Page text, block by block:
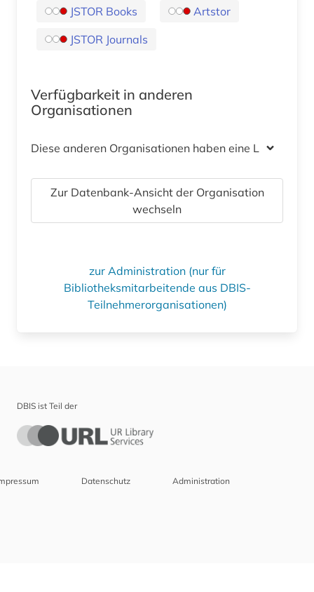
JSTOR Books
Artstor
JSTOR Journals
Verfügbarkeit in anderen
Organisationen
Diese anderen Organisationen haben eine Lizenz
Zur Datenbank-Ansicht der Organisation
wechseln
zur Administration (nur für
Bibliotheksmitarbeitende aus DBIS-
Teilnehmerorganisationen)
DBIS ist Teil der
Datenschutz Administration